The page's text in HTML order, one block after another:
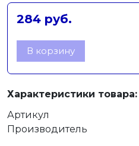
284 руб.
В корзину
Характеристики товара:
Артикул
Производитель